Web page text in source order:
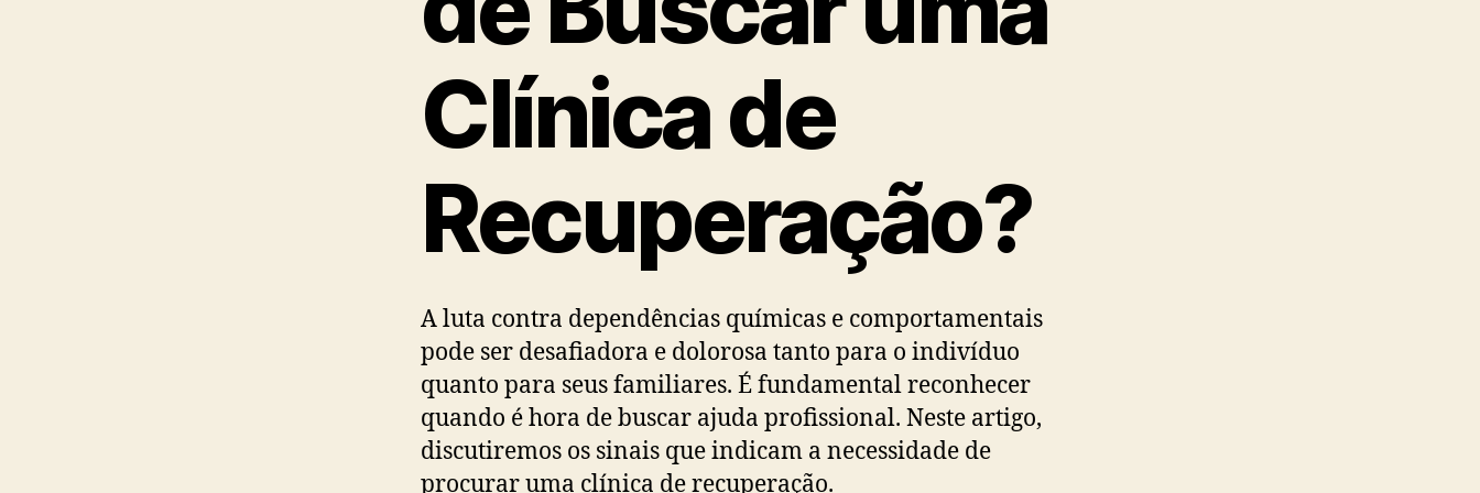
Clínica de
Recuperação?
A luta contra dependências químicas e comportamentais
pode ser desafiadora e dolorosa tanto para o indivíduo
quanto para seus familiares. É fundamental reconhecer
quando é hora de buscar ajuda profissional. Neste artigo,
discutiremos os sinais que indicam a necessidade de
procurar uma clínica de recuperação.